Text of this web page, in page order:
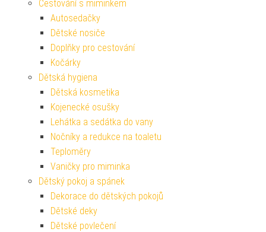
Cestování s miminkem
Autosedačky
Dětské nosiče
Doplňky pro cestování
Kočárky
Dětská hygiena
Dětská kosmetika
Kojenecké osušky
Lehátka a sedátka do vany
Nočníky a redukce na toaletu
Teploměry
Vaničky pro miminka
Dětský pokoj a spánek
Dekorace do dětských pokojů
Dětské deky
Dětské povlečení